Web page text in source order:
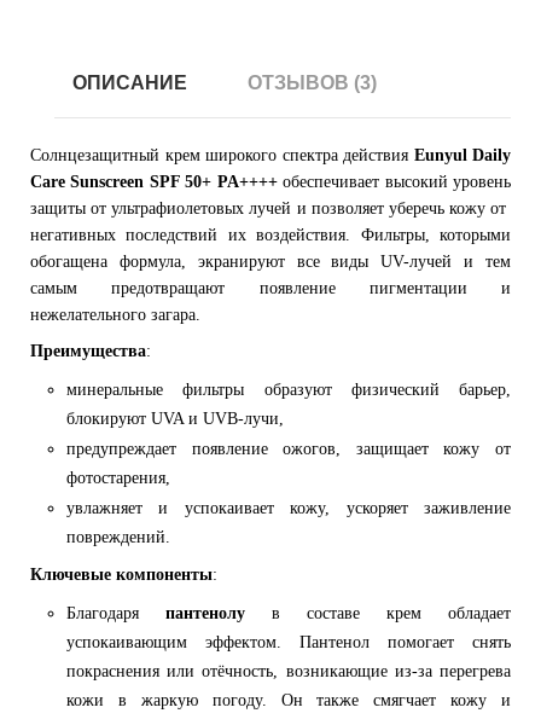
ОПИСАНИЕ ОТЗЫВОВ (3)
Солнцезащитный крем широкого спектра действия Eunyul Daily
Care Sunscreen SPF 50+ PA++++ обеспечивает высокий уровень
защиты от ультрафиолетовых лучей и позволяет уберечь кожу от
негативных последствий их воздействия. Фильтры, которыми
обогащена формула, экранируют все виды UV-лучей и тем
самым предотвращают появление пигментации и
нежелательного загара.
Преимущества:
минеральные фильтры образуют физический барьер,
блокируют UVA и UVB-лучи,
предупреждает появление ожогов, защищает кожу от
фотостарения,
увлажняет и успокаивает кожу, ускоряет заживление
повреждений.
Ключевые компоненты:
Благодаря пантенолу в составе крем обладает
успокаивающим эффектом. Пантенол помогает снять
покраснения или отёчность, возникающие из-за перегрева
кожи в жаркую погоду. Он также смягчает кожу и